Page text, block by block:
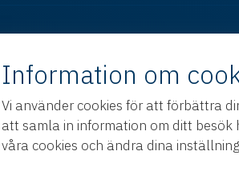
Information om
Vi använder cookies för att förbättra
att samla in information om ditt besök
våra cookies och ändra dina